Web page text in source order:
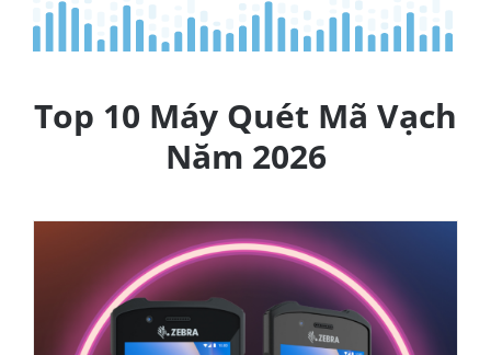
Top 10 Máy Quét Mã Vạch
Năm 2026